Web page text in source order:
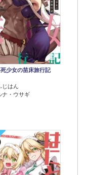
少女の苗床旅行記
じはん
ナ・ウサギ